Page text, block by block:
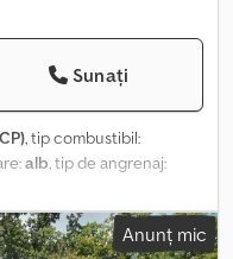
Sunați
, tip combustibil:
alb, tip de angrenaj:
fabricație:
AD500 NOU CU
ARCUȘ FAȚĂ ȘI SPATE 8X4
Anunț mic